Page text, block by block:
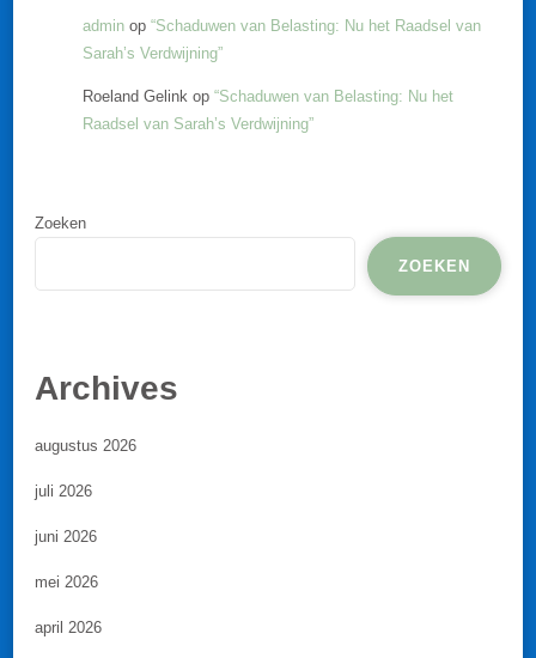
admin op “Schaduwen van Belasting: Nu het Raadsel van
Sarah’s Verdwijning”
Roeland Gelink op “Schaduwen van Belasting: Nu het
Raadsel van Sarah’s Verdwijning”
Zoeken
ZOEKEN
Archives
augustus 2026
juli 2026
juni 2026
mei 2026
april 2026